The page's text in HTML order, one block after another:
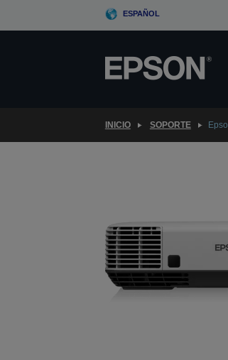
ESPAÑOL
INICIO SOPORTE